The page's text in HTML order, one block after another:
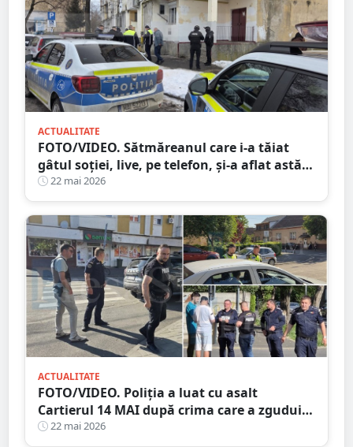
ACTUALITATE
FOTO/VIDEO. Sătmăreanul care i-a tăiat
gâtul soției, live, pe telefon, și-a aflat astăzi
PEDEAPSA
22 mai 2026
ACTUALITATE
FOTO/VIDEO. Poliția a luat cu asalt
Cartierul 14 MAI după crima care a zguduit
Satu Mare
22 mai 2026